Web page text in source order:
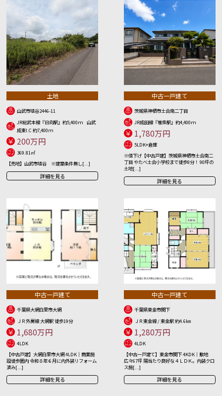
土地
山武市埴谷2446-11
JR総武本線『日向駅』約5,400ｍ 山武
成東I.C 約7,400ｍ
200万円
369.81㎡
【売地】山武市埴谷 ※建築条件無し[...]
詳細を見る
中古一戸建て
茨城県神栖市土合南二丁目
JR成田線『椎柴駅』約4,400ｍ
1,780万円
5LDK+倉庫
※値下げ【中古戸建】茨城県神栖市土合南二
丁目 やたべ土合小学校まで徒歩8分！ 90坪の
土地[...]
詳細を見る
中古一戸建て
千葉県大網白里市大網
ＪＲ外房線 大網駅 徒歩19分
1,680万円
4LDK
【中古戸建】大網白里市大網 4LDK｜商業施
設徒歩圏内 令和８年６月に内外装リフォーム
済み[...]
詳細を見る
中古一戸建て
千葉県東金市関下
ＪＲ東金線 / 東金駅 約4.6㎞
1,280万円
4LDK
【中古一戸建て】東金市関下 4KDK｜敷地
広々67坪 陽当たり良好な４ＬＤＫ。内装クロ
ス施[...]
詳細を見る